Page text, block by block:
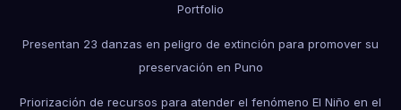
Portfolio
Presentan 23 danzas en peligro de extinción para promover su
preservación en Puno
Priorización de recursos para atender el fenómeno El Niño en el